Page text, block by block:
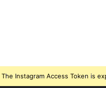
The Instagram Access Token is